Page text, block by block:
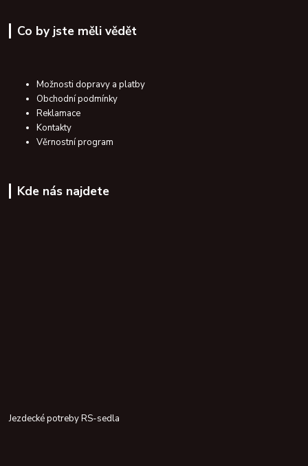
Co by jste měli vědět
Možnosti dopravy a platby
Obchodní podmínky
Reklamace
Kontakty
Věrnostní program
Kde nás najdete
Jezdecké potreby RS-sedla